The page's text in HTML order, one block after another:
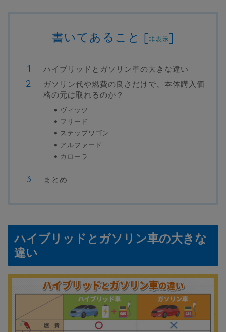
書いてあること [非表示]
ハイブリッドとガソリン車の大きな違い
ガソリン代や燃費の良さだけで、本体購入価
格の元は取れるのか？
ヴィッツ
フリード
ステップワゴン
アルファード
カローラ
まとめ
ハイブリッドとガソリン車の大きな
違い